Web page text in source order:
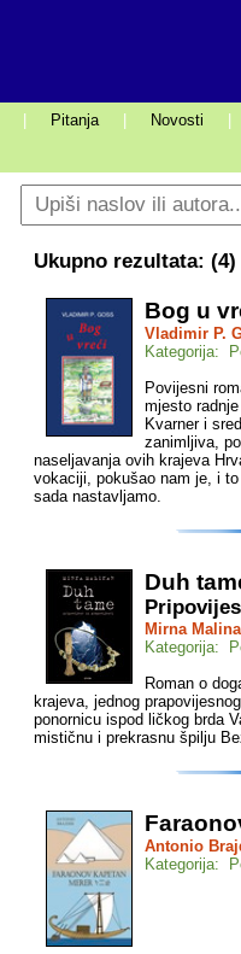
Pitanja Novosti
Ukupno rezultata: (4)
Bog u
Vladimir P.
Kategorija:
Povijesni
mjesto
Kvarner i
zanimljiva,
naseljavanja ovih krajeva
vokaciji, pokušao nam je, i
sada nastavljamo.
Duh
Mirna
Kategorija:
Roman o
krajeva, jednog
ponornicu ispod ličkog brda
mističnu i prekrasnu špilju
Antonio
Kategorija: